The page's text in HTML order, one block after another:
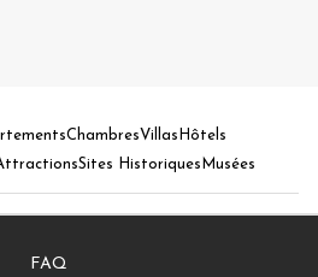
ChambresVillas Hôtels
Sites Historiques Musées
FAQ